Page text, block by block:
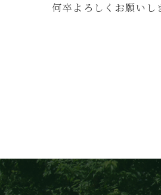
何卒よろしくお願いし